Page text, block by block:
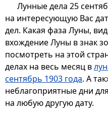
Лунные дела 25
на интересующую Вас
дел. Какая фаза Луны,
вхождение Луны в знак
посмотреть на этой
делах на весь месяц в
сентябрь 1903 года. А
неблагоприятные дни
на любую другую дату.